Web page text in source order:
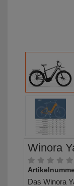
Winora
Das Winora